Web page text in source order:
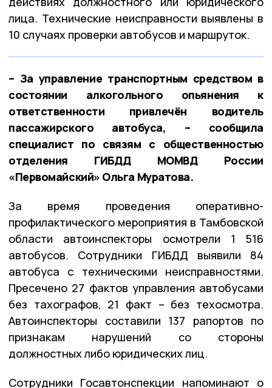
лица. Технические неисправности выявлены в
10 случаях проверки автобусов и маршруток.
– За управление транспортным средством в
состоянии алкогольного опьянения к
ответственности привлечён водитель
пассажирского автобуса, – сообщила
специалист по связям с общественностью
отделения ГИБДД МОМВД России
«Первомайский» Ольга Муратова.
За время проведения оперативно-
профилактического мероприятия в Тамбовской
области автоинспекторы осмотрели 1 516
автобусов. Сотрудники ГИБДД выявили 84
автобуса с техническими неисправностями.
Пресечено 27 фактов управления автобусами
без тахографов, 21 факт – без техосмотра.
Автоинспекторы составили 137 рапортов по
признакам нарушений со стороны
должностных либо юридических лиц.
Сотрудники Госавтонспекции напоминают о